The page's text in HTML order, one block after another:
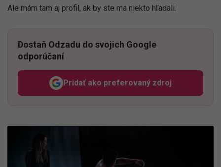
Ale mám tam aj profil, ak by ste ma niekto hľadali.
Dostaň Odzadu do svojich Google
odporúčaní
Pridať ako preferovaný zdroj
Odzadu, odkaz sa otvorí v